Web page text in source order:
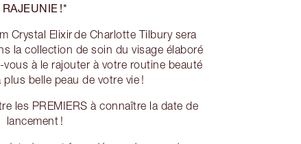
RAJEUNIE !*
Crystal Elixir de Charlotte Tilbury sera
la collection de soin du visage élaboré
à le rajouter à votre routine beauté
belle peau de votre vie !
les PREMIERS à connaître la date de
lancement !